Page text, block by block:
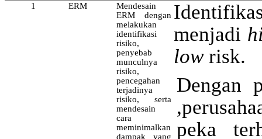
1 ERM
Mendesain
ERM dengan
melakukan
identifikasi
risiko,
penyebab
munculnya
risiko,
pencegahan
terjadinya
risiko, serta
mendesain
cara
meminimalkan
dampak yang
menjadi
low risk.
Dengan
peka